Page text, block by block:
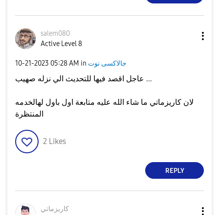
salem080
Active Level 8
‎10-21-2023 05:28 AM in جالاكسى نوت
عاجل اقصد فيها للتحديث الي نزله صهيب ...
لان كاريزماتي ما شاء الله عليه متابعة اول باول لهالخدمه
المنتظرة
2 Likes
REPLY
كاريزماتي